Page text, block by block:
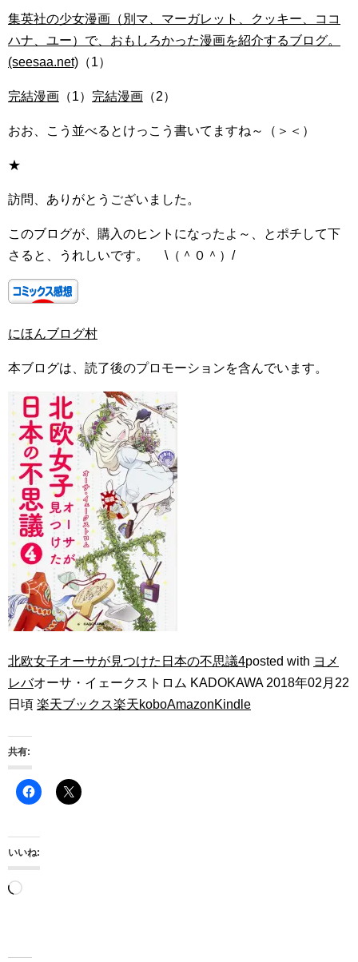
集英社の少女漫画（別マ、マーガレット、クッキー、ココ
ハナ、ユー）で、おもしろかった漫画を紹介するブログ。
(seesaa.net) （1）
完結漫画 （1） 完結漫画 （2）
おお、こう並べるとけっこう書いてますね～（＞＜）
★
訪問、ありがとうございました。
このブログが、購入のヒントになったよ～、とポチして下
さると、うれしいです。 \（＾０＾）/
にほんブログ村
本ブログは、読了後のプロモーションを含んでいます。
北欧女子オーサが見つけた日本の不思議4posted with ヨメ
レバオーサ・イェークストロム KADOKAWA 2018年02月22
日頃 楽天ブックス楽天koboAmazonKindle
共有:
いいね:
読
み